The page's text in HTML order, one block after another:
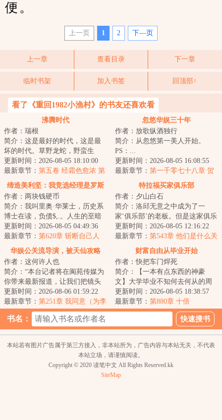
便。
上一页 1 2 下—页
上一章 查看目录 下一章
临时书架 加入书签 回顶部↑
看了《重回1982小渔村》的书友还喜欢看
沸腾时代
作者：瑞根
简介：这是最好的时代，这是最
坏的时代。草野龙蛇，野蛮生
长，野心和欲望交织在一起，总
能铸就翻天覆地的...
更新时间：2026-08-05 18:10:00
最新章节： 第五卷 经霜色愈浓 第
六节 犹怜草木青（二合一求
票！）
忽悠华娱三十年
作者：放歌纵酒独行
简介：从忽悠第一美人开始。
PS：...
更新时间：2026-08-05 16:08:55
最新章节： 第一千零七十八章 贺
岁档预热！《超时空同居》对上
《地球最后夜晚》？
缔造美利坚：我竞选经理是罗斯
福
作者：两块钱硬币
简介：我叫里奥·华莱士，历史系
博士在读，负债$,.。人生的至暗
时刻，我失业了，原因是我在网
上喷了一家...
更新时间：2026-08-05 04:49:36
最新章节： 第620章 斩断自己人
特拉福买家俱乐部
作者：夕山白石
简介：洛邱无意之中成为了一
家‘俱乐部’的老板。但是这家俱乐
部好奇怪。它不仅仅拥有一个工
作了三百年的...
更新时间：2026-08-05 12:16:22
最新章节： 第543章 他们是什么关
华娱公关流导演，被天仙攻略
作者：这何许人也
简介：“本台记者将在阆苑传媒为
你带来最新报道，让我们把镜头
交给她！”画面中，一个年轻的记
者站在一位...
更新时间：2026-08-06 01:59:22
最新章节： 第251章 我同意（为李
壮壮、大剑豪鹰眼乔拉可尔米霍
克和其他打赏加更）
财富自由从毕业开始
作者：快把车门焊死
简介：【一本有点东西的神豪
文】大学毕业不知何去何从的周
望，在玩游戏的时候意外开启
了“人生之弈”系统...
更新时间：2026-08-05 18:38:57
最新章节： 第880章 十倍
书名：
本站若有图片广告属于第三方接入，非本站所为，广告内容与本站无关，不代表
本站立场，请谨慎阅读。
Copyright © 2020 读笔中文 All Rights Reserved.kk
SiteMap